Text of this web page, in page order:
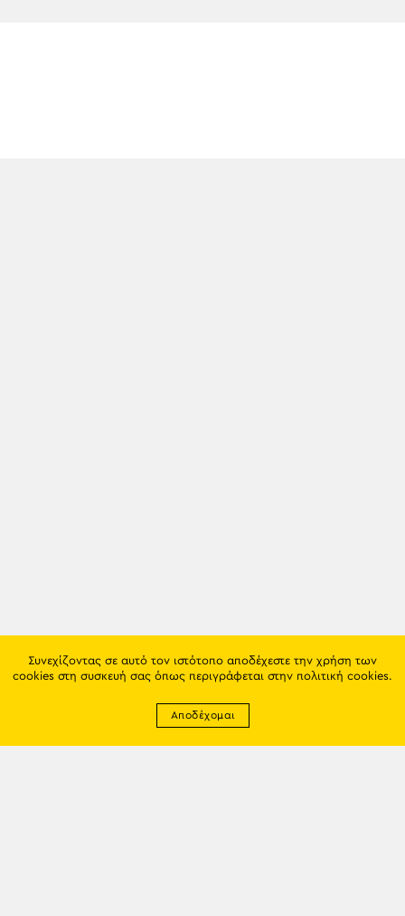
Συνεχίζοντας σε αυτό τον ιστότοπο αποδέχεστε την χρήση των
cookies στη συσκευή σας όπως περιγράφεται στην πολιτική cookies.
Αποδέχομαι